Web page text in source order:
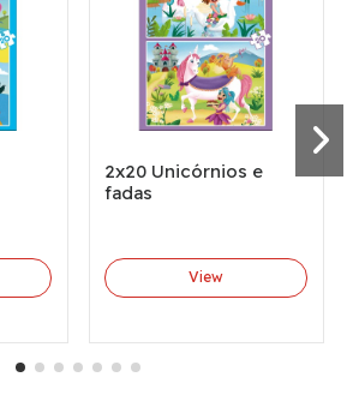
2x20 Unicórnios e
fadas
View